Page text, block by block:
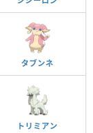
タブンネ
トリミアン